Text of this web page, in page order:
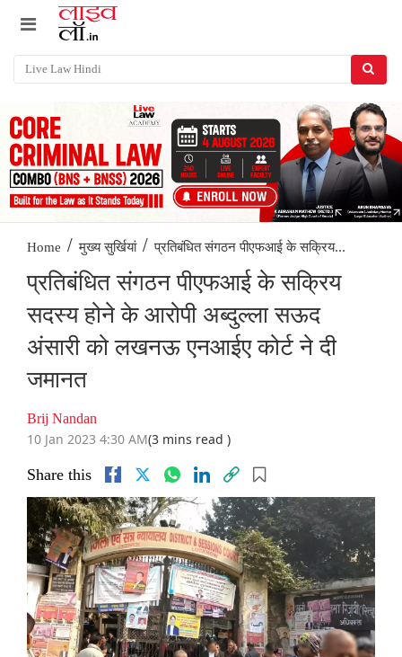
Home / मुख्य सुर्खियां / प्रतिबंधित संगठन पीएफआई के सक्रिय...
प्रतिबंधित संगठन पीएफआई के सक्रिय
सदस्य होने के आरोपी अब्दुल्ला सऊद
अंसारी को लखनऊ एनआईए कोर्ट ने दी
जमानत
Brij Nandan
10 Jan 2023 4:30 AM(3 mins read )
Share this